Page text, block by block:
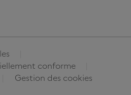
conforme
Gestion des cookies